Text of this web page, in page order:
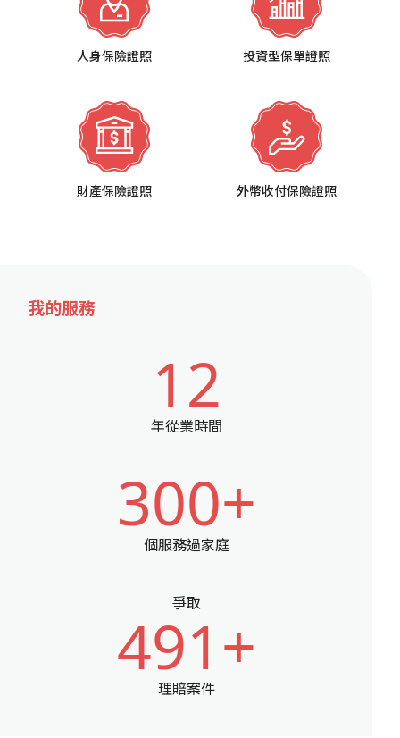
人身保險證照 投資型保單證照
財產保險證照 外幣收付保險證照
我的服務
12
年從業時間
300+
個服務過家庭
爭取
491+
理賠案件